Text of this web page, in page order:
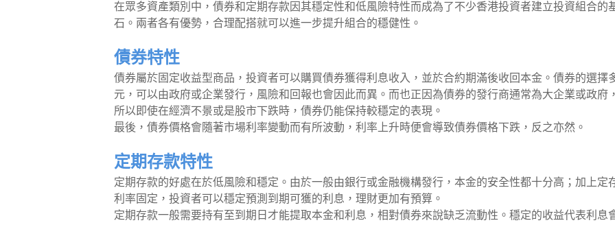
在眾多資產類別中，債券和定期存款因其穩定性和低風險特性而成為了不少香港投資者建立投資組合的
石。兩者各有優勢，合理配搭就可以進一步提升組合的穩健性。
債券特性
債券屬於固定收益型商品，投資者可以購買債券獲得利息收入，並於合約期滿後收回本金。債券的選擇
元，可以由政府或企業發行，風險和回報也會因此而異。而也正因為債券的發行商通常為大企業或政府，
所以即使在經濟不景或是股市下跌時，債券仍能保持較穩定的表現。
最後，債券價格會隨著市場利率變動而有所波動，利率上升時便會導致債券價格下跌，反之亦然。
定期存款特性
定期存款的好處在於低風險和穩定。由於一般由銀行或金融機構發行，本金的安全性都十分高；加上定
利率固定，投資者可以穩定預測到期可獲的利息，理財更加有預算。
定期存款一般需要持有至到期日才能提取本金和利息，相對債券來說缺乏流動性。穩定的收益代表利息